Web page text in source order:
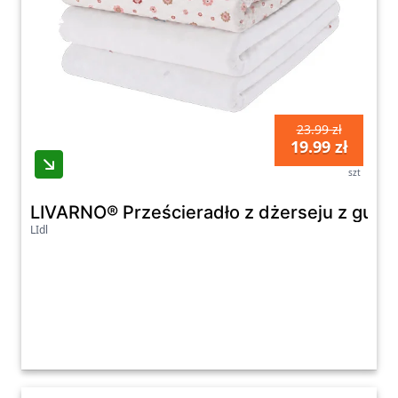
dżerseju, które są nie tylko miękkie, ale także
wytrzymałe i trwałe. Dostępne w różnych
rozmiarach i kolorach, doskonale dopasują
się do każdej sypialni, dodając jej elegancji i
stylu. Ponadto, nasza oferta zawiera również
prześcieradła typu topper zwirn, które
idealnie sprawdzą się na materacach o
większej grubości, zapewniając jeszcze lepsze
dopasowanie i komfort użytkowania.
23.99 zł
19.99 zł
szt
LIVARNO® Prześcieradło z dżerseju z
LIdl